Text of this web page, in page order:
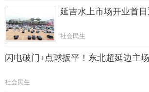
延吉水上市场开业首
社会民生
闪电破门+点球扳平！东北超延边主
社会民生